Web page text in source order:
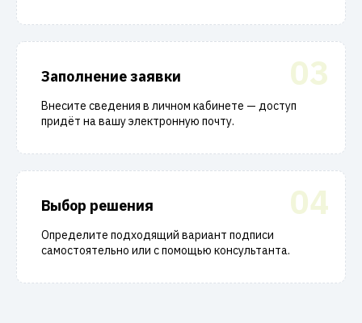
03
Заполнение заявки
Внесите сведения в личном кабинете — доступ
придёт на вашу электронную почту.
04
Выбор решения
Определите подходящий вариант подписи
самостоятельно или с помощью консультанта.